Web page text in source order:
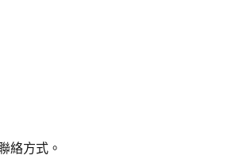
絡方式。